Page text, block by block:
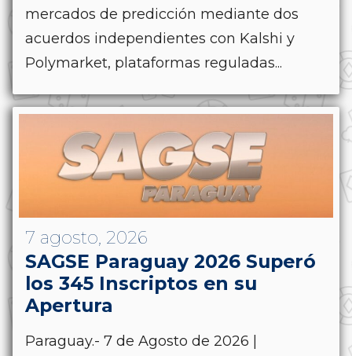
mercados de predicción mediante dos
acuerdos independientes con Kalshi y
Polymarket, plataformas reguladas...
7 agosto, 2026
SAGSE Paraguay 2026 Superó
los 345 Inscriptos en su
Apertura
Paraguay.- 7 de Agosto de 2026 |